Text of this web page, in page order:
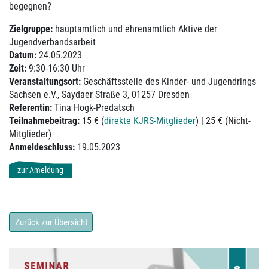
begegnen?
Zielgruppe: hauptamtlich und ehrenamtlich Aktive der
Jugendverbandsarbeit
Datum: 24.05.2023
Zeit: 9:30-16:30 Uhr
Veranstaltungsort: Geschäftsstelle des Kinder- und Jugendrings
Sachsen e.V., Saydaer Straße 3, 01257 Dresden
Referentin: Tina Hogk-Predatsch
Teilnahmebeitrag: 15 € (direkte KJRS-Mitglieder) | 25 € (Nicht-
Mitglieder)
Anmeldeschluss: 19.05.2023
zur Ameldung
Zurück zur Übersicht